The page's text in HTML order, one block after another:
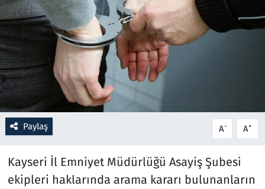
Paylaş A- A+
Kayseri İl Emniyet Müdürlüğü Asayiş Şubesi
ekipleri haklarında arama kararı bulunanların
Oyun
Ramazan
Resmi İlanlar
Rüya Tabirleri
Sağlık
Savunma Sanayi